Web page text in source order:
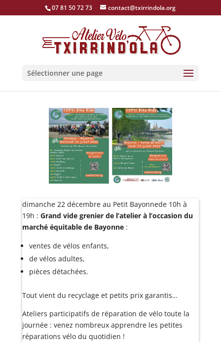
07 81 50 72 73 contact@txirrindola.org
Sélectionner une page
dimanche 22 décembre au Petit Bayonnede 10h à
19h : Grand vide grenier de l’atelier à l’occasion du
marché équitable de Bayonne :
ventes de vélos enfants,
de vélos adultes,
pièces détachées.
Tout vient du recyclage et petits prix garantis…
Ateliers participatifs de réparation de vélo toute la
journée : venez nombreux apprendre les petites
réparations vélo du quotidien !